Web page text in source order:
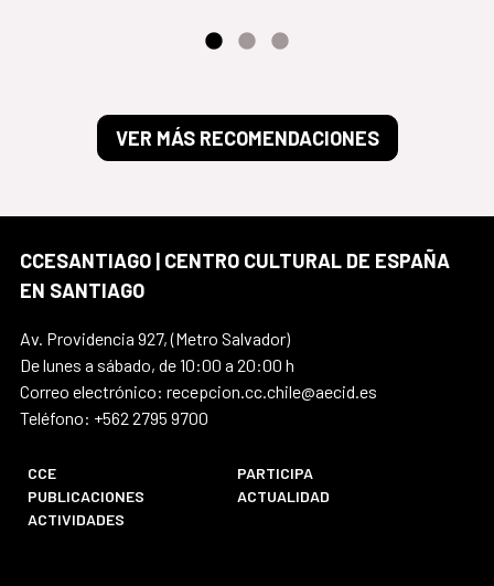
VER MÁS RECOMENDACIONES
CCESANTIAGO | CENTRO CULTURAL DE ESPAÑA
EN SANTIAGO
Av. Providencia 927, (Metro Salvador)
De lunes a sábado, de 10:00 a 20:00 h
Correo electrónico: recepcion.cc.chile@aecid.es
Teléfono: +562 2795 9700
CCE
PARTICIPA
PUBLICACIONES
ACTUALIDAD
ACTIVIDADES